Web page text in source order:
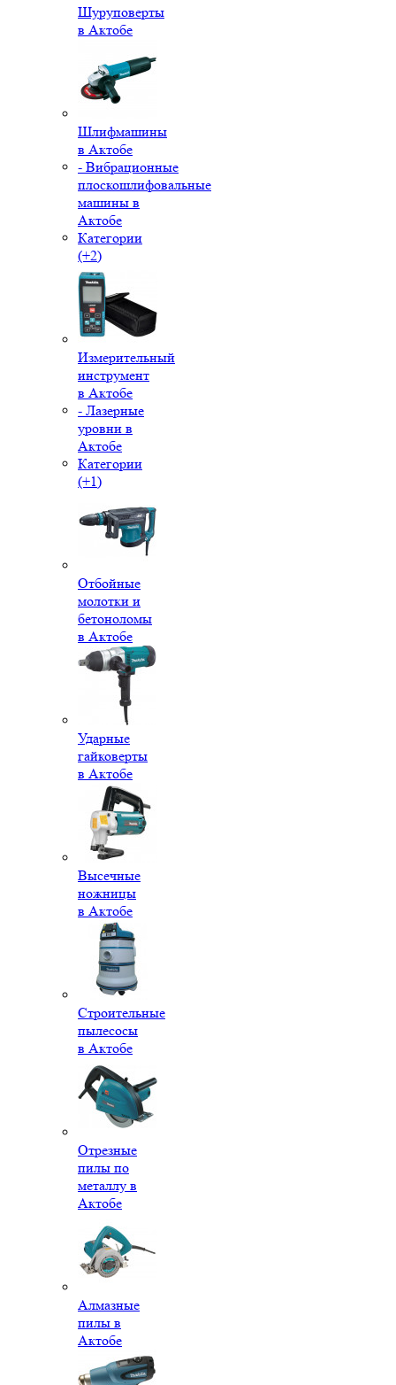
Шуруповерты
в Актобе
Шлифмашины
в Актобе
- Вибрационные
плоскошлифовальные
машины в
Актобе
Категории
(+2)
Измерительный
инструмент
в Актобе
- Лазерные
уровни в
Актобе
Категории
(+1)
Отбойные
молотки и
бетоноломы
в Актобе
Ударные
гайковерты
в Актобе
Высечные
ножницы
в Актобе
Строительные
пылесосы
в Актобе
Отрезные
пилы по
металлу в
Актобе
Алмазные
пилы в
Актобе